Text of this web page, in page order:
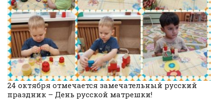
24 октября отмечается замечательный русский
праздник – День русской матрешки!